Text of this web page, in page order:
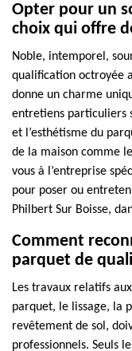
Opter pour un
choix qui offre
Noble, intemporel,
qualification octroyée
donne un charme
entretiens particuliers
et l’esthétisme du
de la maison comme
vous à l’entreprise
pour poser ou
Philbert Sur Boisse,
Comment
parquet de
Les travaux relatifs
parquet, le lissage, la
revêtement de sol,
professionnels. Seuls